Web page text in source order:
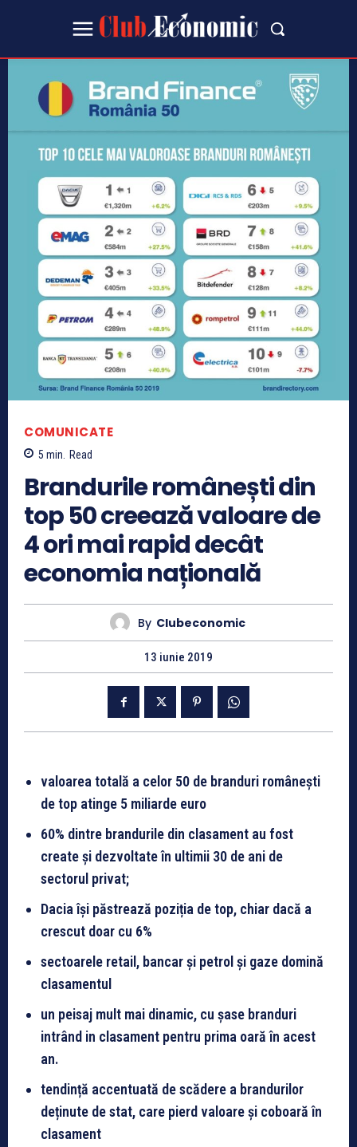
COMUNICATE
5 min. Read
Brandurile românești din
top 50 creează valoare de
4 ori mai rapid decât
economia națională
By Clubeconomic
13 iunie 2019
valoarea totală a celor 50 de branduri românești
de top atinge 5 miliarde euro
60% dintre brandurile din clasament au fost
create și dezvoltate în ultimii 30 de ani de
sectorul privat;
Dacia își păstrează poziția de top, chiar dacă a
crescut doar cu 6%
sectoarele retail, bancar și petrol și gaze domină
clasamentul
un peisaj mult mai dinamic, cu șase branduri
intrând in clasament pentru prima oară în acest
an.
tendință accentuată de scădere a brandurilor
deținute de stat, care pierd valoare și coboară în
clasament